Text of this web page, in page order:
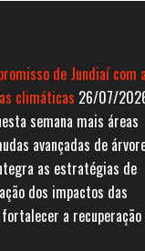
de Jundiaí com
climáticas 26/07/
semana mais áreas
avançadas de
as estratégias de
dos impactos das
a recuperação